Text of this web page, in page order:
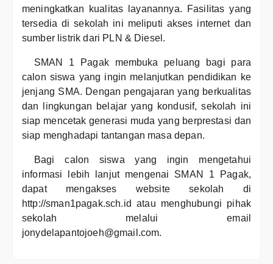
meningkatkan kualitas layanannya. Fasilitas yang
tersedia di sekolah ini meliputi akses internet dan
sumber listrik dari PLN & Diesel.
SMAN 1 Pagak membuka peluang bagi para
calon siswa yang ingin melanjutkan pendidikan ke
jenjang SMA. Dengan pengajaran yang berkualitas
dan lingkungan belajar yang kondusif, sekolah ini
siap mencetak generasi muda yang berprestasi dan
siap menghadapi tantangan masa depan.
Bagi calon siswa yang ingin mengetahui
informasi lebih lanjut mengenai SMAN 1 Pagak,
dapat mengakses website sekolah di
http://sman1pagak.sch.id atau menghubungi pihak
sekolah melalui email
jonydelapantojoeh@gmail.com.